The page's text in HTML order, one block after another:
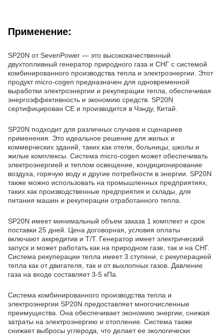
Применение:
SP20N от SevenPower — это высококачественный
двухтопливный генератор природного газа и СНГ с системой
комбинированного производства тепла и электроэнергии. Этот
продукт micro-cogen предназначен для одновременной
выработки электроэнергии и рекуперации тепла, обеспечивая
энергоэффективность и экономию средств. SP20N
сертифицирован CE и производится в Чэнду, Китай.
SP20N подходит для различных случаев и сценариев
применения. Это идеальное решение для жилых и
коммерческих зданий, таких как отели, больницы, школы и
жилые комплексы. Система micro-cogen может обеспечивать
электроэнергией и теплом освещение, кондиционирование
воздуха, горячую воду и другие потребности в энергии. SP20N
также можно использовать на промышленных предприятиях,
таких как производственные предприятия и склады, для
питания машин и рекуперации отработанного тепла.
SP20N имеет минимальный объем заказа 1 комплект и срок
поставки 25 дней. Цена договорная, условия оплаты
включают аккредитив и T/T. Генератор имеет электрический
запуск и может работать как на природном газе, так и на СНГ.
Система рекуперации тепла имеет 3 ступени, с рекуперацией
тепла как от двигателя, так и от выхлопных газов. Давление
газа на входе составляет 3-5 кПа.
Система комбинированного производства тепла и
электроэнергии SP20N предоставляет многочисленные
преимущества. Она обеспечивает экономию энергии, снижая
затраты на электроэнергию и отопление. Система также
снижает выбросы углерода, что делает ее экологически